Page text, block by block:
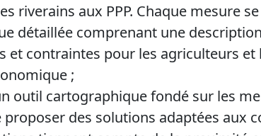
riverains aux PPP. Chaque mesure
détaillée comprenant une
et contraintes pour les agriculteurs et
;
outil cartographique fondé sur les
des solutions adaptées aux